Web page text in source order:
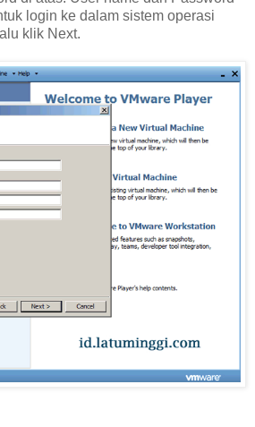
login ke dalam sistem operasi
klik Next.